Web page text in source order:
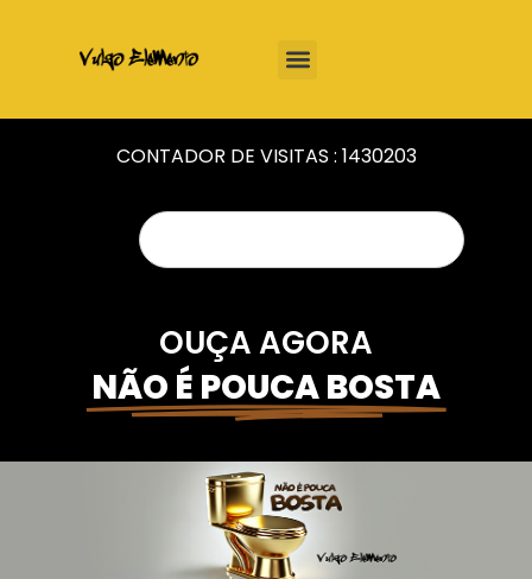
CONTADOR DE VISITAS : 1430203
OUÇA AGORA
NÃO É POUCA BOSTA